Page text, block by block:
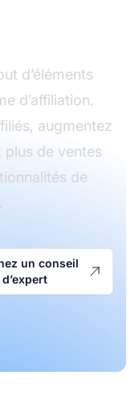
d’éléments
d’affiliation.
augmentez
plus de ventes
de
un conseil
d’expert